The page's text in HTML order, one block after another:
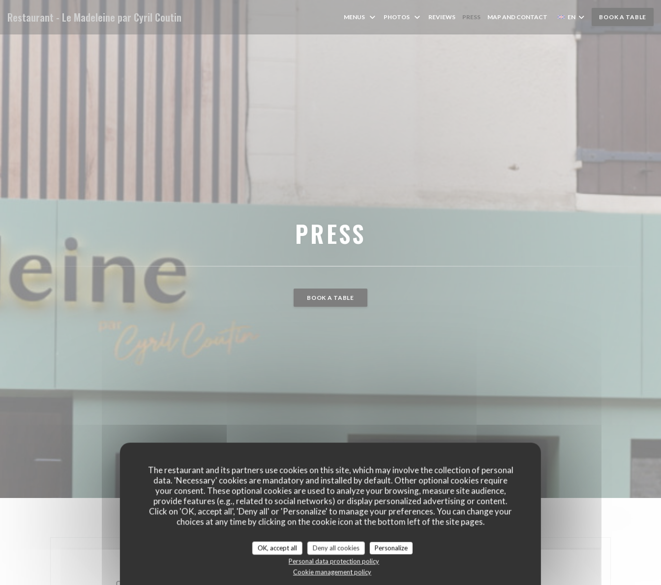
The restaurant and its partners use cookies on this site, which may involve the collection of personal
data. 'Necessary' cookies are mandatory and installed by default. Other optional cookies require
your consent. These optional cookies are used to analyze your browsing, measure site audience,
provide features (e.g., related to social networks) or display personalized advertising or content.
Click on 'OK, accept all', 'Deny all' or 'Personalize' to manage your preferences. You can change your
choices at any time by clicking on the cookie icon at the bottom left of the site pages.
OK, accept all Deny all cookies
Personalize
Personal data protection policy
Cookie management policy
Restaurant - Le Madeleine par Cyril Coutin MENUS PHOTOS REVIEWS PRESS MAP AND CONTACT EN BOOK A TABLE
PRESS
BOOK A TABLE